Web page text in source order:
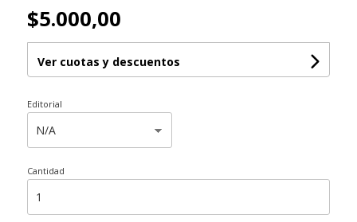
$5.000,00
Ver cuotas y descuentos
Editorial
Cantidad